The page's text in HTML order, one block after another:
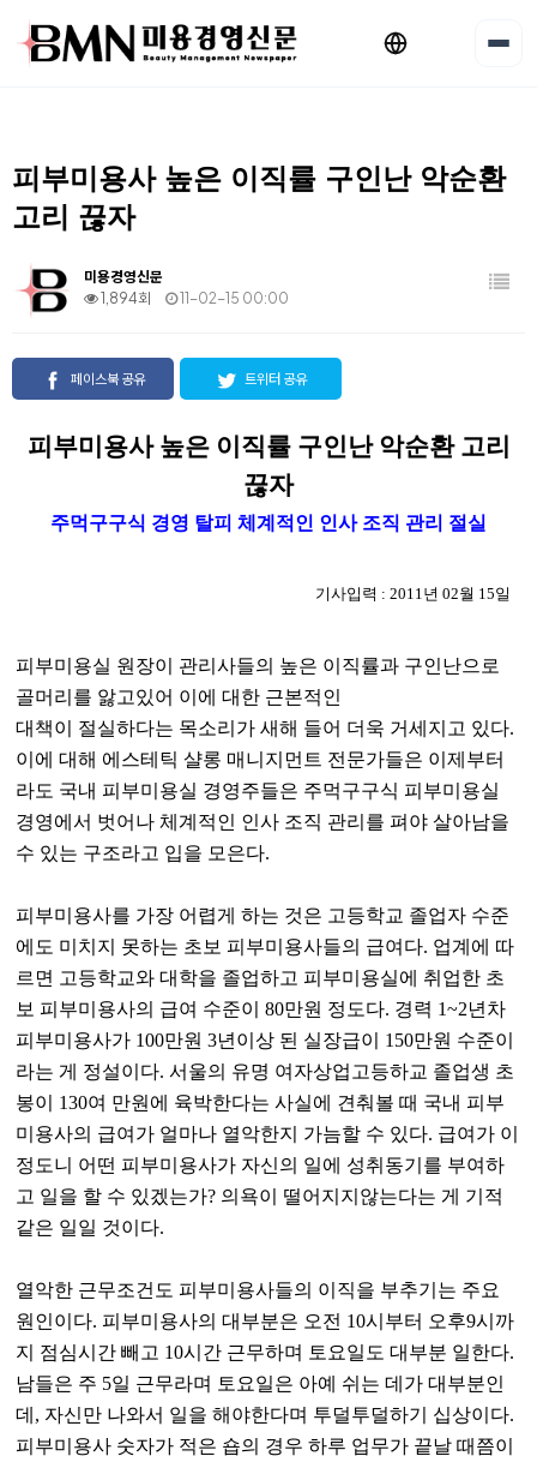
피부미용사 높은 이직률 구인난 악순환
고리 끊자
미용경영신문
1,894회
11-02-15 00:00
페이스북 공유 트위터 공유
피부미용사 높은 이직률 구인난 악순환 고리
끊자
주먹구구식 경영 탈피 체계적인 인사 조직 관리 절실
기사입력 : 2011년 02월 15일
피부미용실 원장이 관리사들의 높은 이직률과 구인난으로
골머리를 앓고있어 이에 대한 근본적인
대책이 절실하다는 목소리가 새해 들어 더욱 거세지고 있다.
이에 대해 에스테틱 샬롱 매니지먼트 전문가들은 이제부터
라도 국내 피부미용실 경영주들은 주먹구구식 피부미용실
경영에서 벗어나 체계적인 인사 조직 관리를 펴야 살아남을
수 있는 구조라고 입을 모은다.
피부미용사를 가장 어렵게 하는 것은 고등학교 졸업자 수준
에도 미치지 못하는 초보 피부미용사들의 급여다. 업계에 따
르면 고등학교와 대학을 졸업하고 피부미용실에 취업한 초
보 피부미용사의 급여 수준이 80만원 정도다. 경력 1~2년차
피부미용사가 100만원 3년이상 된 실장급이 150만원 수준이
라는 게 정설이다. 서울의 유명 여자상업고등하교 졸업생 초
봉이 130여 만원에 육박한다는 사실에 견춰볼 때 국내 피부
미용사의 급여가 얼마나 열악한지 가늠할 수 있다. 급여가 이
정도니 어떤 피부미용사가 자신의 일에 성취동기를 부여하
고 일을 할 수 있겠는가? 의욕이 떨어지지않는다는 게 기적
같은 일일 것이다.
열악한 근무조건도 피부미용사들의 이직을 부추기는 주요
원인이다. 피부미용사의 대부분은 오전 10시부터 오후9시까
지 점심시간 빼고 10시간 근무하며 토요일도 대부분 일한다.
남들은 주 5일 근무라며 토요일은 아예 쉬는 데가 대부분인
데, 자신만 나와서 일을 해야한다며 투덜투덜하기 십상이다.
피부미용사 숫자가 적은 숍의 경우 하루 업무가 끝날 때쯤이